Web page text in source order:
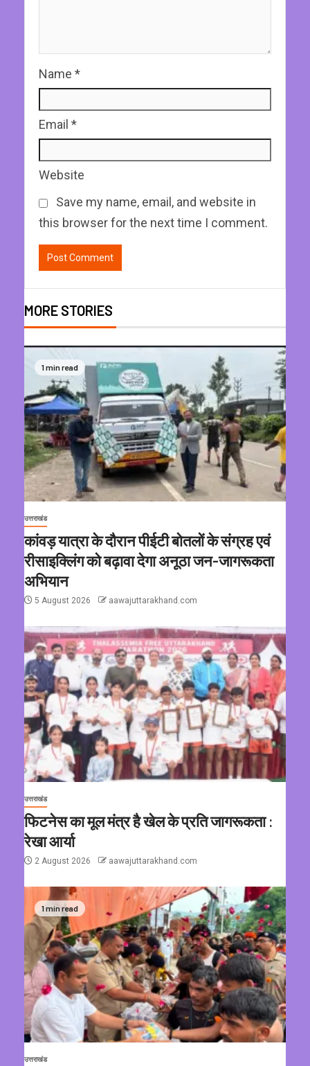
Name *
Email *
Website
Save my name, email, and website in
this browser for the next time I comment.
MORE STORIES
1 min read
उत्तराखंड
कांवड़ यात्रा के दौरान पीईटी बोतलों के संग्रह एवं
रीसाइक्लिंग को बढ़ावा देगा अनूठा जन-जागरूकता
अभियान
5 August 2026 aawajuttarakhand.com
उत्तराखंड
फिटनेस का मूल मंत्र है खेल के प्रति जागरूकता :
रेखा आर्या
2 August 2026 aawajuttarakhand.com
1 min read
उत्तराखंड